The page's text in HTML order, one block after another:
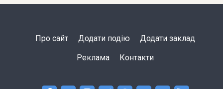
Про сайт Додати подію Додати заклад
Реклама Контакти